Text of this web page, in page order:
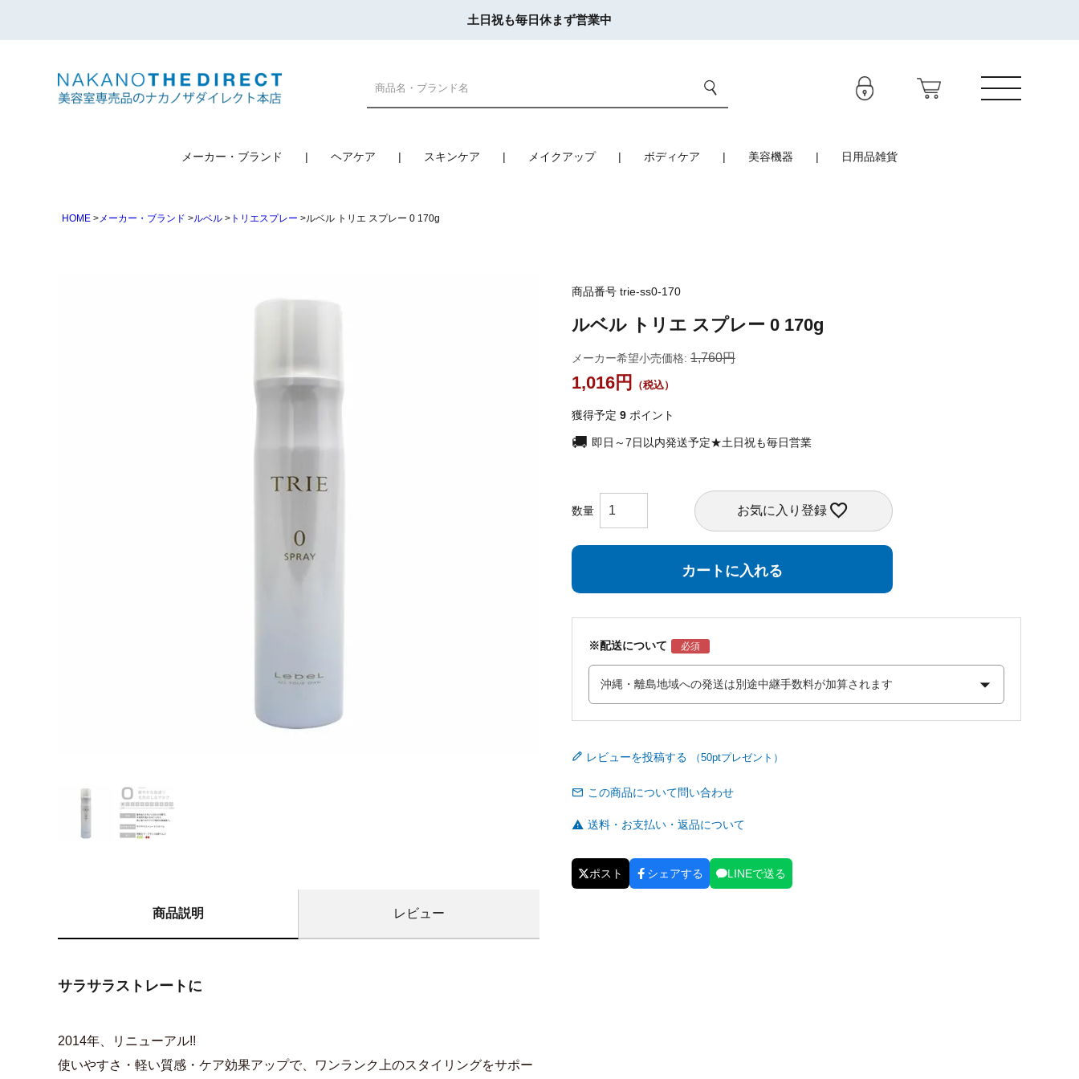
土日祝も毎日休まず営業中
メーカー・ブランド ヘアケア スキンケア メイクアップ ボディケア 美容機器 日用品雑貨
HOME メーカー・ブランド ルベル トリエスプレー ルベル トリエ スプレー 0 170g
商品説明 レビュー
サラサラストレートに
2014年、リニューアル!!
使いやすさ・軽い質感・ケア効果アップで、ワンランク上のスタイリングをサポー
商品番号 trie-ss0-170
ルベル トリエ スプレー 0 170g
メーカー希望小売価格: 1,760
1,016
獲得予定 9 ポイント
即日～7日以内発送予定★土日祝も毎日営業
お気に入り登録
カートに入れる
※配送について
レビューを投稿する
この商品について問い合わせ
送料・お支払い・返品について
ポスト シェアする LINEで送る